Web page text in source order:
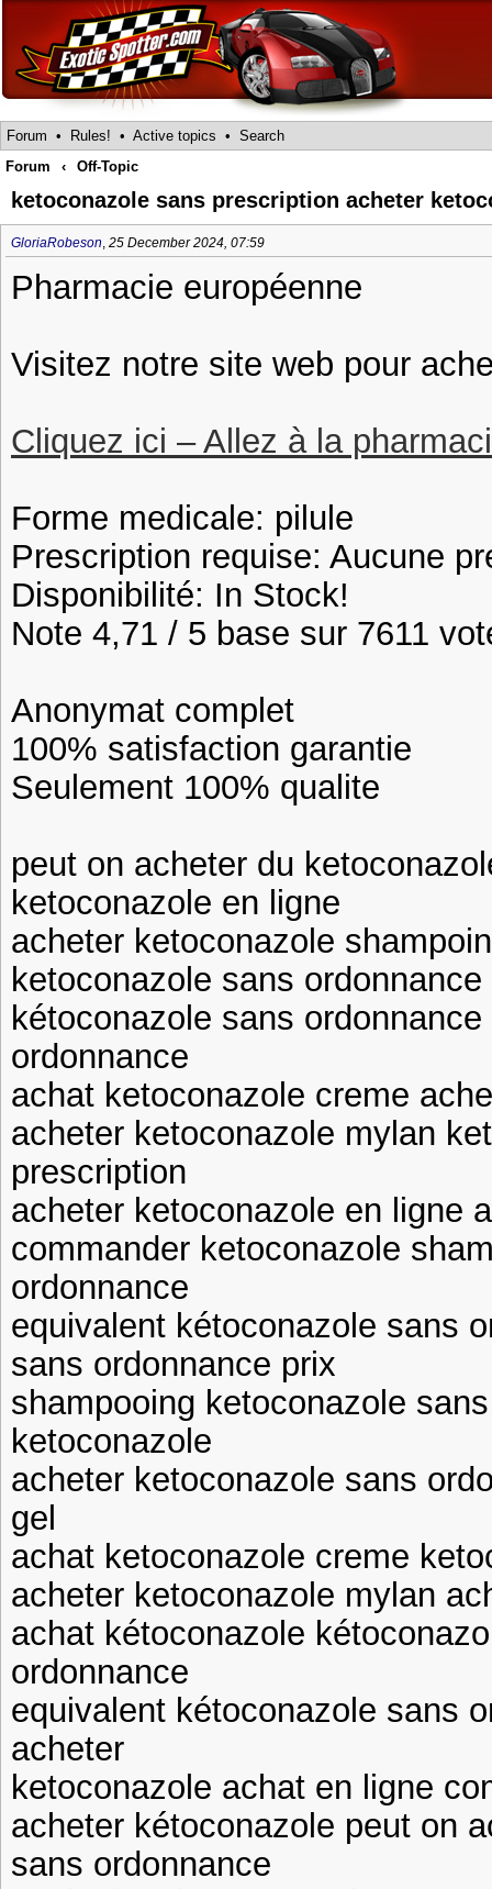
Forum • Rules! • Active topics • Search
Forum
‹ Off-Topic
ketoconazole sans prescription acheter
GloriaRobeson, 25 December 2024, 07:59
Pharmacie européenne
Visitez notre site web pour
Cliquez ici – Allez à la
Forme medicale: pilule
Prescription requise: Aucune
Disponibilité: In Stock!
Note 4,71 / 5 base sur 7611
Anonymat complet
100% satisfaction garantie
Seulement 100% qualite
peut on acheter du
ketoconazole en ligne
acheter ketoconazole
ketoconazole sans ordonnance
kétoconazole sans
ordonnance
achat ketoconazole creme
acheter ketoconazole mylan
prescription
acheter ketoconazole en ligne
commander ketoconazole
ordonnance
equivalent kétoconazole sans
sans ordonnance prix
shampooing ketoconazole
ketoconazole
acheter ketoconazole sans
gel
achat ketoconazole creme
acheter ketoconazole mylan
achat kétoconazole
ordonnance
equivalent kétoconazole sans
acheter
ketoconazole achat en ligne
acheter kétoconazole peut on
sans ordonnance